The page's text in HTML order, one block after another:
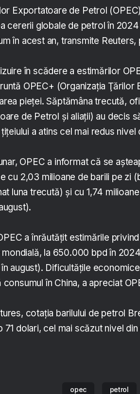
Exportatoare de Petrol
cererii globale de petrol în
în acest an, transmite
în scădere a estimărilor
OPEC+ (Organizaţia
pieţei. Săptămâna trecută,
de Petrol şi aliaţii) au decis
a atins cel mai redus nivel
OPEC a informat că se
cu 2,03 milioane de barili pe zi
luna trecută) şi cu 1,74
a înrăutăţit estimările
la 650.000 bpd în
august). Dificultăţile
în China, a apreciat
cotaţia barilului de petrol
71 dolari, cel mai scăzut nivel
opec petrol